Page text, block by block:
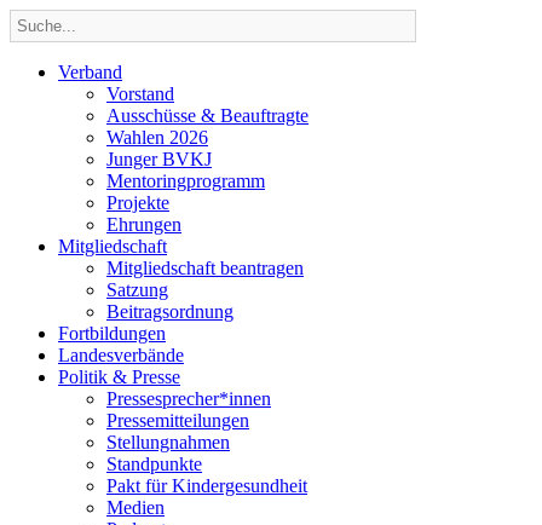
Verband
Vorstand
Ausschüsse & Beauftragte
Wahlen 2026
Junger BVKJ
Mentoringprogramm
Projekte
Ehrungen
Mitgliedschaft
Mitgliedschaft beantragen
Satzung
Beitragsordnung
Fortbildungen
Landesverbände
Politik & Presse
Pressesprecher*innen
Pressemitteilungen
Stellungnahmen
Standpunkte
Pakt für Kindergesundheit
Medien